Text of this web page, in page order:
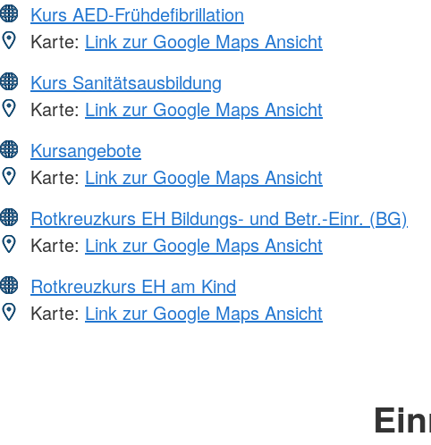
Kurs AED-Frühdefibrillation
Karte: Link zur Google Maps Ansicht
Kurs Sanitätsausbildung
Karte: Link zur Google Maps Ansicht
Kursangebote
Karte: Link zur Google Maps Ansicht
Rotkreuzkurs EH Bildungs- und Betr.-Einr. (BG)
Karte: Link zur Google Maps Ansicht
Rotkreuzkurs EH am Kind
Karte: Link zur Google Maps Ansicht